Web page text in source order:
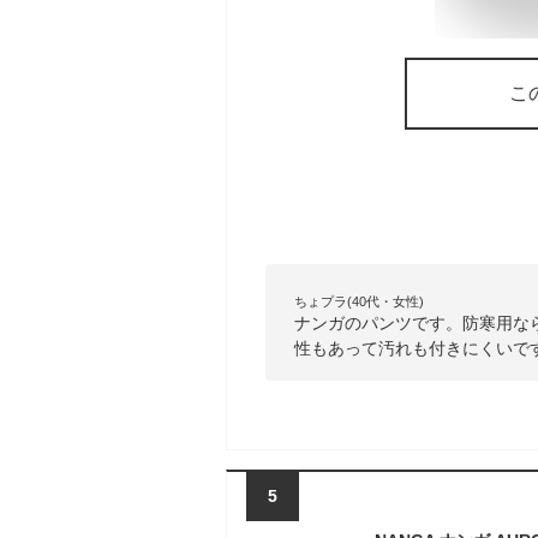
こ
ちょプラ(40代・女性)
ナンガのパンツです。防寒用
性もあって汚れも付きにくいで
5